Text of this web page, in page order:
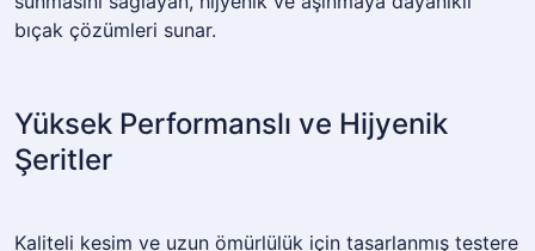
bıçak çözümleri sunar.
Yüksek Performanslı ve Hijyenik
Şeritler
Kaliteli kesim ve uzun ömürlülük için tasarlanmış testere